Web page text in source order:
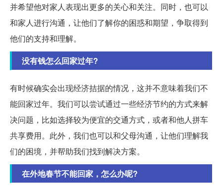
并希望他对家人表现出更多的关心和关注。同时，也可以
和家人进行沟通，让他们了解你的困惑和期望，争取得到
他们的支持和理解。
没有钱怎么回家过年?
有时候确实会出现经济拮据的情况，这并不意味着我们不
能回家过年。我们可以尝试通过一些经济节约的方式来解
决问题，比如选择较为便宜的交通方式，或者和他人拼车
共享费用。此外，我们也可以和父母沟通，让他们理解我
们的困境，并帮助我们找到解决方案。
在外地春节不能回家，怎么办呢?